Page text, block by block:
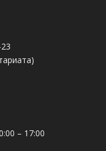
– 17:00